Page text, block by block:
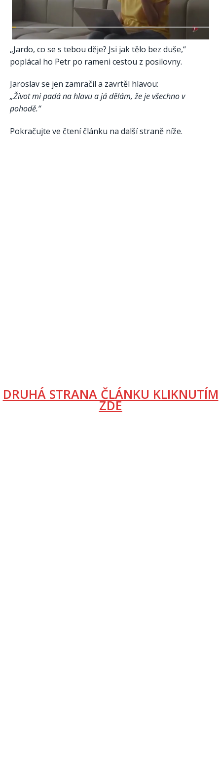
„Jardo, co se s tebou děje? Jsi jak tělo bez duše,“
poplácal ho Petr po rameni cestou z posilovny.
Jaroslav se jen zamračil a zavrtěl hlavou:
„Život mi padá na hlavu a já dělám, že je všechno v
pohodě.“
Pokračujte ve čtení článku na další straně níže.
DRUHÁ STRANA ČLÁNKU KLIKNUTÍM
ZDE